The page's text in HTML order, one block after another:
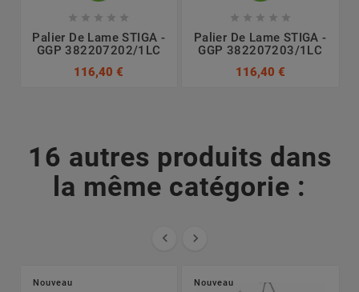
    
Palier De Lame STIGA -
GGP 382207202/1LC
116,40 €
    
Palier De Lame STIGA -
GGP 382207203/1LC
116,40 €
16 autres produits dans
la même catégorie :
 
Nouveau Nouveau